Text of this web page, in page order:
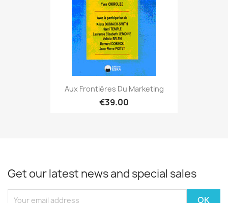
Aux Frontières Du Marketing
€39.00
Get our latest news and special sales